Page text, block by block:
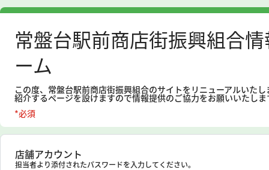
常盤台駅前商店街振興組合
ーム
この度、常盤台駅前商店街振興組合のサイトをリニューアルいた
紹介するページを設けますので情報提供のご協力をお願いいたしま
*必須
店舗アカウント
担当者より添付されたパスワードを入力してください。